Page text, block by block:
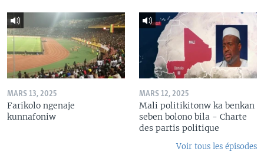
MARS 13, 2025
Farikolo ngenaje
kunnafoniw
MARS 12, 2025
Mali politikitonw ka benkan
seben bolono bila - Charte
des partis politique
Voir tous les épisodes